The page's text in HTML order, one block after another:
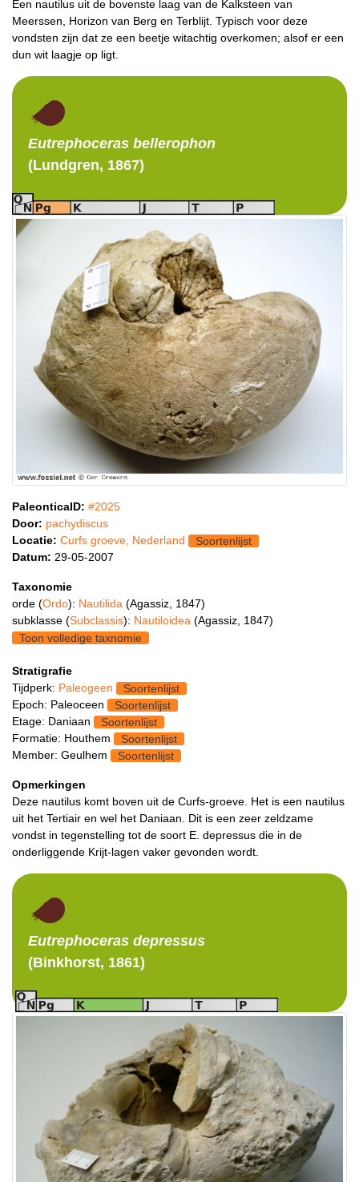
Een nautilus uit de bovenste laag van de Kalksteen van
Meerssen, Horizon van Berg en Terblijt. Typisch voor deze
vondsten zijn dat ze een beetje witachtig overkomen; alsof er een
dun wit laagje op ligt.
Eutrephoceras bellerophon
(Lundgren, 1867)
PaleonticaID: #2025
Door: pachydiscus
Locatie: Curfs groeve, Nederland
Soortenlijst
Datum: 29-05-2007
Taxonomie
orde (Ordo): Nautilida (Agassiz, 1847)
subklasse (Subclassis): Nautiloidea (Agassiz, 1847)
Toon volledige taxnomie
Stratigrafie
Tijdperk: Paleogeen
Soortenlijst
Epoch: Paleoceen
Soortenlijst
Etage: Daniaan
Soortenlijst
Formatie: Houthem
Soortenlijst
Member: Geulhem
Soortenlijst
Opmerkingen
Deze nautilus komt boven uit de Curfs-groeve. Het is een nautilus
uit het Tertiair en wel het Daniaan. Dit is een zeer zeldzame
vondst in tegenstelling tot de soort E. depressus die in de
onderliggende Krijt-lagen vaker gevonden wordt.
Eutrephoceras depressus
(Binkhorst, 1861)